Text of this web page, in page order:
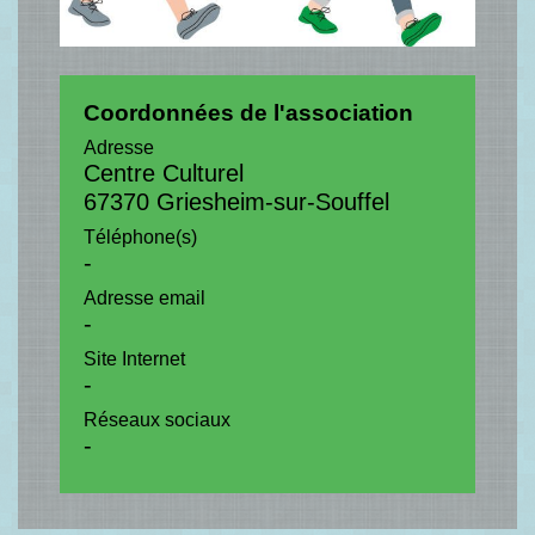
Coordonnées de l'association
Adresse
Centre Culturel
67370 Griesheim-sur-Souffel
Téléphone(s)
-
Adresse email
-
Site Internet
-
Réseaux sociaux
-